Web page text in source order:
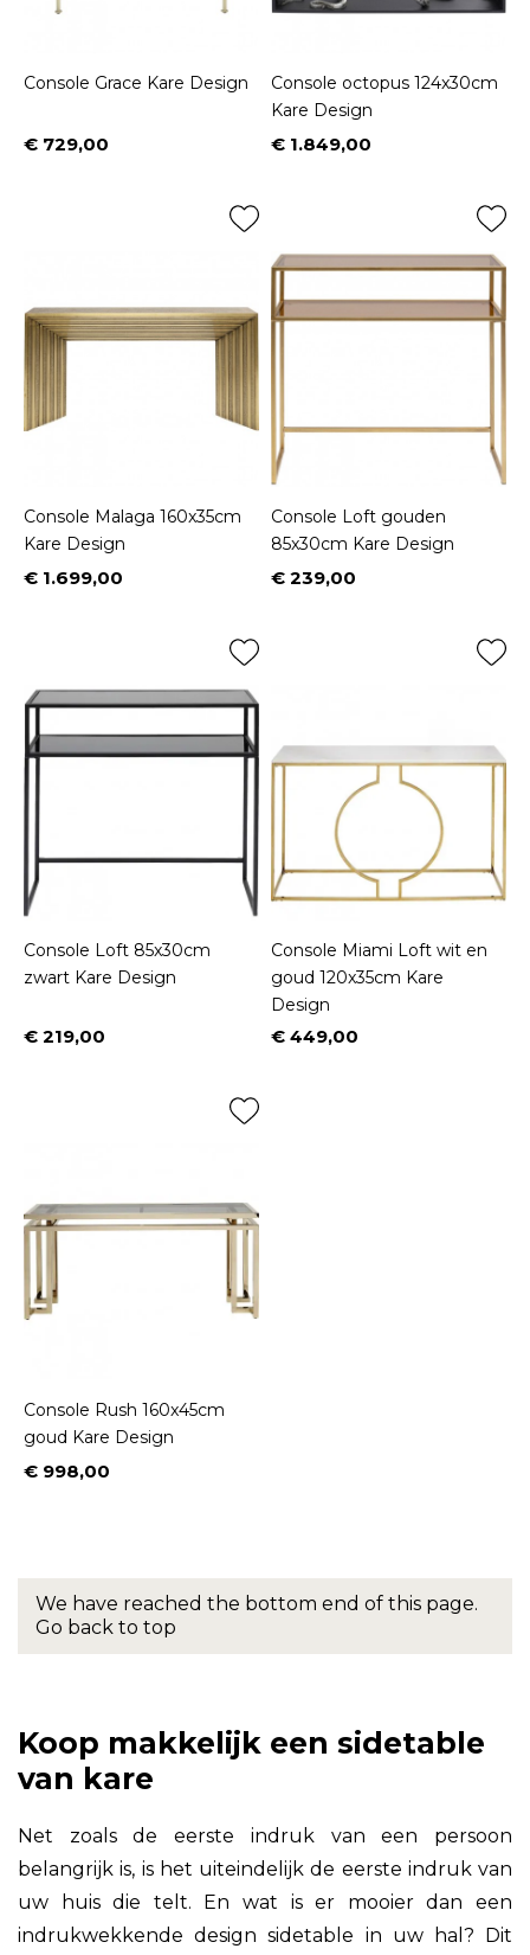
Console Grace Kare Design
Prijs
€ 729,00
Console octopus 124x30cm
Kare Design
Prijs
€ 1.849,00
Console Malaga 160x35cm
Kare Design
Prijs
€ 1.699,00
Console Loft gouden
85x30cm Kare Design
Prijs
€ 239,00
Console Loft 85x30cm
zwart Kare Design
Prijs
€ 219,00
Console Miami Loft wit en
goud 120x35cm Kare
Design
Prijs
€ 449,00
Console Rush 160x45cm
goud Kare Design
Prijs
€ 998,00
We have reached the bottom end of this page.
Go back to top
Koop makkelijk een sidetable
van kare
Net zoals de eerste indruk van een persoon
belangrijk is, is het uiteindelijk de eerste indruk van
uw huis die telt. En wat is er mooier dan een
indrukwekkende design sidetable in uw hal? Dit